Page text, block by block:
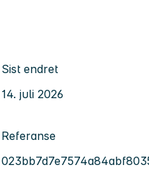
Sist endret
14. juli 2026
Referanse